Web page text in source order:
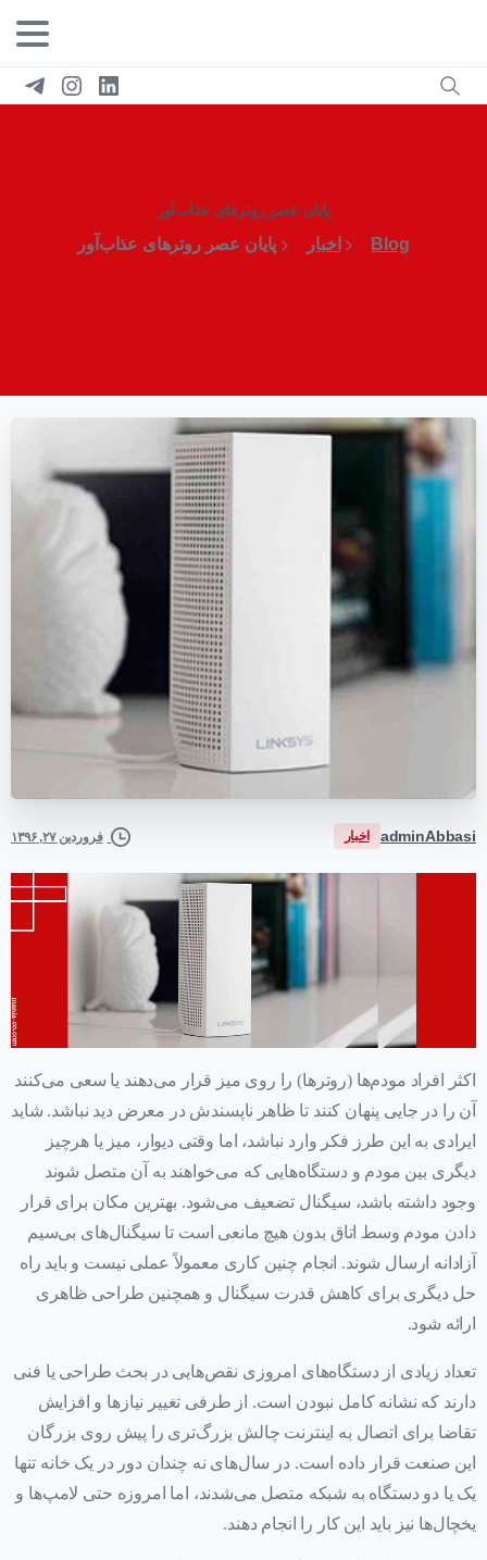
پایان عصر روترهای عذاب‌آور
Blog اخبار پایان عصر روترهای عذاب‌آور
adminAbbasi اخبار فروردین ۲۷, ۱۳۹۶
اکثر افراد مودم‌ها (روترها) را روی میز قرار می‌دهند یا سعی می‌کنند
آن را در جایی پنهان کنند تا ظاهر ناپسندش در معرض دید نباشد. شاید
ایرادی به این طرز فکر وارد نباشد، اما وقتی دیوار، میز یا هرچیز
دیگری بین مودم و دستگاه‌هایی که می‌خواهند به آن متصل شوند
وجود داشته باشد، سیگنال تضعیف می‌شود. بهترین مکان برای قرار
دادن مودم وسط اتاق بدون هیچ مانعی است تا سیگنال‌های بی‌سیم
آزادانه ارسال شوند. انجام چنین کاری معمولاً عملی نیست و باید راه‌
حل دیگری برای کاهش قدرت سیگنال و همچنین طراحی ظاهری
ارائه شود.
تعداد زیادی از دستگاه‌های امروزی نقص‌هایی در بحث طراحی یا فنی
دارند که نشانه کامل نبودن است. از طرفی تغییر نیازها و افزایش
تقاضا برای اتصال به اینترنت چالش بزرگ‌تری را پیش ‌روی بزرگان
این صنعت قرار داده است. در سال‌های نه چندان دور در یک خانه تنها
یک یا دو دستگاه به شبکه متصل می‌شدند، اما امروزه حتی لامپ‌ها و
یخچال‌ها نیز باید این کار را انجام دهند.